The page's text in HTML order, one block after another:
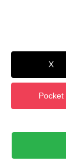
X
Pocket